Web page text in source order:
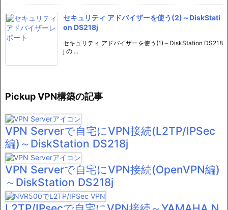
セキュリティ アドバイザーを使う(2)～DiskStati
on DS218j
セキュリティ アドバイザーを使う(1)～DiskStation DS218
j の ...
Pickup VPN構築の記事
VPN Serverで自宅にVPN接続(L2TP/IPSec
編)～DiskStation DS218j
VPN Serverで自宅にVPN接続(OpenVPN編)
～DiskStation DS218j